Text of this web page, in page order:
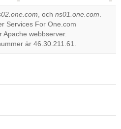
correctly.
Do you
own this
website?
, och ns01.one.com.
Services For One.com
Apache webbserver.
är 46.30.211.61.